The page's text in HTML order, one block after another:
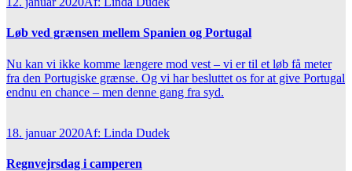
Løb ved grænsen mellem Spanien og Portugal
Nu kan vi ikke komme længere mod vest – vi er til et løb få meter
fra den Portugiske grænse. Og vi har besluttet os for at give Portugal
endnu en chance – men denne gang fra syd.
18. januar 2020Af: Linda Dudek
Regnvejrsdag i camperen